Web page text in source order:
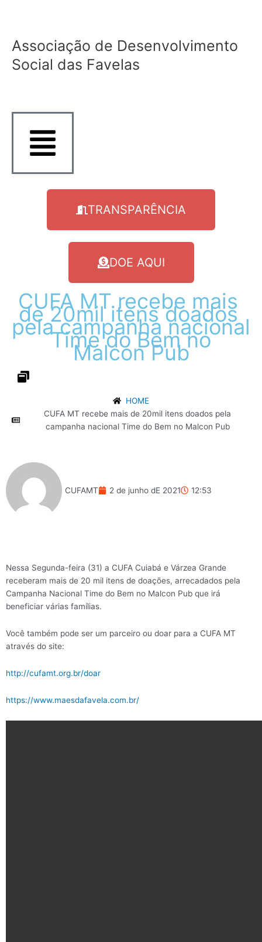
conteúdo
Associação de Desenvolvimento
Social das Favelas
TRANSPARÊNCIA
DOE AQUI
CUFA MT recebe mais
de 20mil itens doados
pela campanha nacional
Time do Bem no
Malcon Pub
HOME
CUFA MT recebe mais de 20mil itens doados pela
campanha nacional Time do Bem no Malcon Pub
CUFAMT 2 de junho dE 2021 12:53
Nessa Segunda-feira (31) a CUFA Cuiabá e Várzea Grande
receberam mais de 20 mil itens de doações, arrecadados pela
Campanha Nacional Time do Bem no Malcon Pub que irá
beneficiar várias famílias.
Você também pode ser um parceiro ou doar para a CUFA MT
através do site:
http://cufamt.org.br/doar
https://www.maesdafavela.com.br/